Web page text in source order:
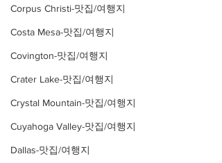
Corpus Christi-맛집/여행지
Costa Mesa-맛집/여행지
Covington-맛집/여행지
Crater Lake-맛집/여행지
Crystal Mountain-맛집/여행지
Cuyahoga Valley-맛집/여행지
Dallas-맛집/여행지